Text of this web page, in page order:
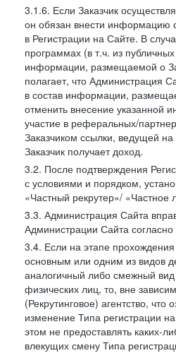
3.1.6. Если Заказчик
он обязан внести информацию
в Регистрации на Сайте. В
программах (в т.ч. из
информации, размещаемой о
полагает, что Администрация
в состав информации,
отменить внесение указанной
участие в реферальных/
Заказчиком ссылки, ведущей
Заказчик получает доход.
3.2. После подтверждения
с условиями и порядком,
«Частный рекрутер»/ «Частное
3.3. Администрация Сайта
Администрации Сайта
3.4. Если на этапе
основным или одним из видов
аналогичный либо смежный
физических лиц, то, вне
(Рекрутинговое) агентство,
изменение Типа регистрации
этом не предоставлять каких-
влекущих смену Типа